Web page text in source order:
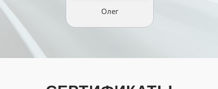
Олег